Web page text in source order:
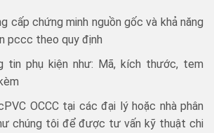
cấp chứng minh nguồn gốc và khả năng
pccc theo quy định
tin phụ kiện như: Mã, kích thước, tem
OCCC tại các đại lý hoặc nhà phân
chúng tôi để được tư vấn kỹ thuật chi